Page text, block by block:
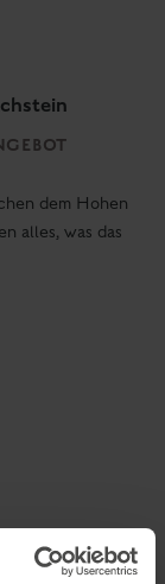
dem Hohen
alles, was das